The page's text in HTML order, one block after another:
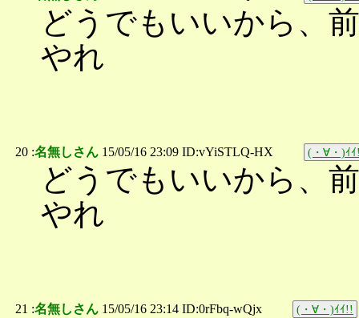
どうでもいいから、
やれ
20 :名無しさん 15/05/16 23:09 ID:vYiSTLQ-HX (・∀・)ｲ
どうでもいいから、
やれ
21 :名無しさん 15/05/16 23:14 ID:0rFbq-wQjx (・∀・)ｲｲ!!